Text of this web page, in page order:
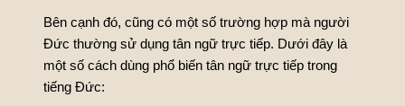
Bên cạnh đó, cũng có một số trường hợp mà người
Đức thường sử dụng tân ngữ trực tiếp. Dưới đây là
một số cách dùng phổ biến tân ngữ trực tiếp trong
tiếng Đức: